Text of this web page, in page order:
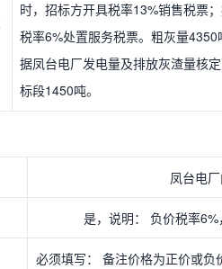
时，招标方开具税率13%销售税票
税率6%处置服务税票。粗灰量
据凤台电厂发电量及排放灰渣量核
标段1450吨。
凤台电
是，说明： 负价税率
必须填写： 备注价格为正价或